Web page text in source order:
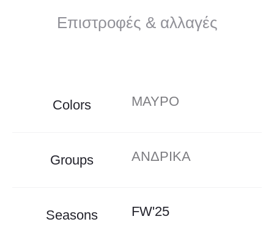
Επιστροφές & αλλαγές
Colors ΜΑΥΡΟ
Groups ΑΝΔΡΙΚΑ
Seasons FW'25